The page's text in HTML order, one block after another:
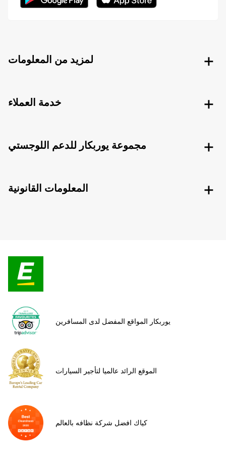
لمزيد من المعلومات
خدمة العملاء
مجموعة يوربكار للدعم اللوجستي
المعلومات القانونية
يوربكار المواقع المفضل لدى المسافرين
الموقع الرائد عالميا لتأجير السيارات
كياك افضل شركة نظافه بالعالم